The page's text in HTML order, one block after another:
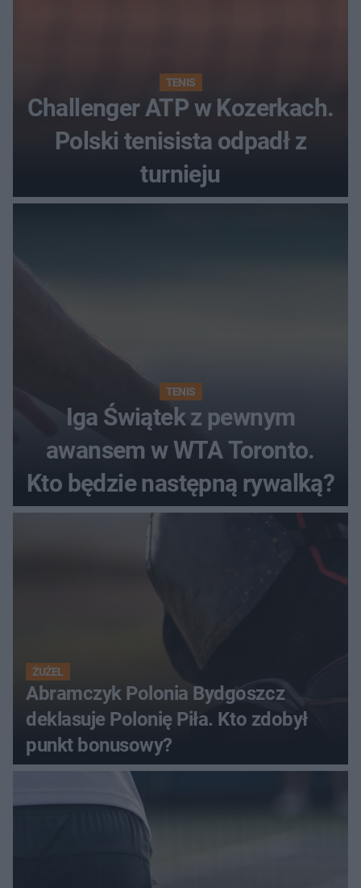
TENIS
Challenger ATP w Kozerkach.
Polski tenisista odpadł z
turnieju
TENIS
Iga Świątek z pewnym
awansem w WTA Toronto.
Kto będzie następną rywalką?
ŻUŻEL
Abramczyk Polonia Bydgoszcz
deklasuje Polonię Piła. Kto zdobył
punkt bonusowy?